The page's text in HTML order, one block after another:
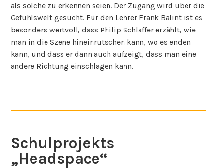
als solche zu erkennen seien. Der Zugang wird über die
Gefühlswelt gesucht. Für den Lehrer Frank Balint ist es
besonders wertvoll, dass Philip Schlaffer erzählt, wie
man in die Szene hineinrutschen kann, wo es enden
kann, und dass er dann auch aufzeigt, dass man eine
andere Richtung einschlagen kann.
Schulprojekts
„Headspace“